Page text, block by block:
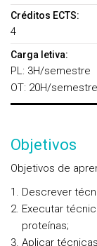
Créditos ECTS:
4
Carga letiva:
PL: 3H/semestre
OT: 20H/semestre
Objetivos
Objetivos de
Descrever
Executar
proteínas;
Aplicar